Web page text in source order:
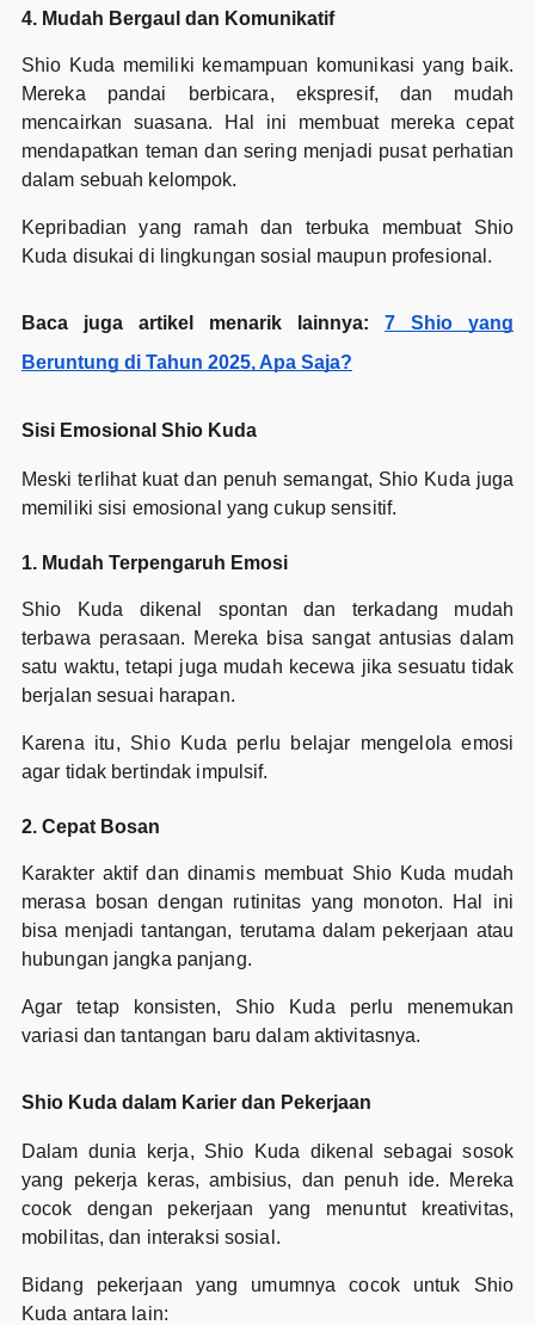
4. Mudah Bergaul dan Komunikatif
Shio Kuda memiliki kemampuan komunikasi yang baik.
Mereka pandai berbicara, ekspresif, dan mudah
mencairkan suasana. Hal ini membuat mereka cepat
mendapatkan teman dan sering menjadi pusat perhatian
dalam sebuah kelompok.
Kepribadian yang ramah dan terbuka membuat Shio
Kuda disukai di lingkungan sosial maupun profesional.
Baca juga artikel menarik lainnya:7 Shio yang
Beruntung di Tahun 2025, Apa Saja?
Sisi Emosional Shio Kuda
Meski terlihat kuat dan penuh semangat, Shio Kuda juga
memiliki sisi emosional yang cukup sensitif.
1. Mudah Terpengaruh Emosi
Shio Kuda dikenal spontan dan terkadang mudah
terbawa perasaan. Mereka bisa sangat antusias dalam
satu waktu, tetapi juga mudah kecewa jika sesuatu tidak
berjalan sesuai harapan.
Karena itu, Shio Kuda perlu belajar mengelola emosi
agar tidak bertindak impulsif.
2. Cepat Bosan
Karakter aktif dan dinamis membuat Shio Kuda mudah
merasa bosan dengan rutinitas yang monoton. Hal ini
bisa menjadi tantangan, terutama dalam pekerjaan atau
hubungan jangka panjang.
Agar tetap konsisten, Shio Kuda perlu menemukan
variasi dan tantangan baru dalam aktivitasnya.
Shio Kuda dalam Karier dan Pekerjaan
Dalam dunia kerja, Shio Kuda dikenal sebagai sosok
yang pekerja keras, ambisius, dan penuh ide. Mereka
cocok dengan pekerjaan yang menuntut kreativitas,
mobilitas, dan interaksi sosial.
Bidang pekerjaan yang umumnya cocok untuk Shio
Kuda antara lain: